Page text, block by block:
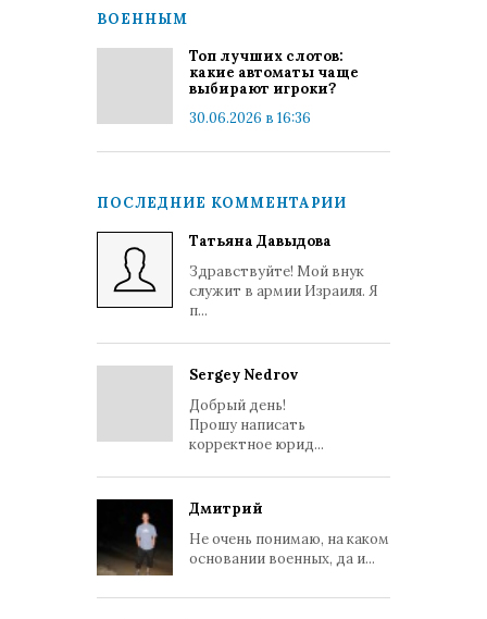
ВОЕННЫМ
Топ лучших слотов:
какие автоматы чаще
выбирают игроки?
30.06.2026 в 16:36
ПОСЛЕДНИЕ КОММЕНТАРИИ
Татьяна Давыдова
Здравствуйте! Мой внук
служит в армии Израиля. Я
п...
Sergey Nedrov
Добрый день!
Прошу написать
корректное юрид...
Дмитрий
Не очень понимаю, на каком
основании военных, да и...